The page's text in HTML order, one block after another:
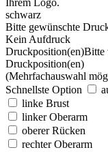
schwarz
Bitte gewünschte
Kein Aufdruck
Druckposition(en)Bitte
Druckposition(en)
(Mehrfachauswahl
Schnellste Option
linke Brust
linker Oberarm
oberer Rücken
rechter Oberarm